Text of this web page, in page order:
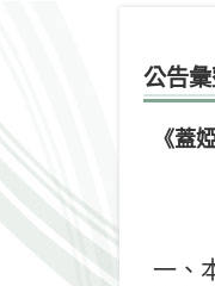
公告
《蓋
一、